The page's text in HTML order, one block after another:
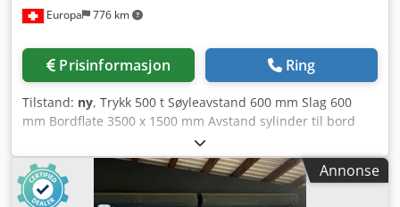
Pumpesystem: Aksialpumpe med proporsjonalventil -
Sylinder - Sylinderdiameter: Ø 440 mm - Stempel
forlengelse: 200 mm / Ø ==== Styring & betjening Codpfx
Siemens 9" touch panel - Betjeningspanel: bærbart =====
Rettingsarbeid, bearbeiding av store komponenter,
tungmontasje, stålbygg, maskinbygging, vedlikehold,
spesialapplikasjoner Portalpresse, rettingspresse,
hydraulisk presse, industripresse, tunglastpresse,
Europa 776 km
Prisinformasjon Ring
Tilstand: ny, Trykk 500 t Søyleavstand 600 mm Slag 600
mm Bordflate 3500 x 1500 mm Avstand sylinder til bord
600 mm Hastighet ned 8 mm/sek Hastighet opp 16 mm/sek
Bevegelsesområde på bordet 2200 x 900 mm Totalt
effektbehov 30 kW Maskinvekt ca. 28 t 2. STANDARDUTSTYR
RAMME - Sveiset stålramme - Ramme og plater
Annonse